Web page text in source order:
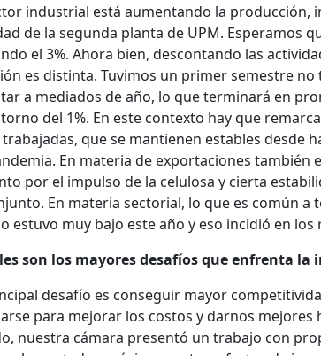
industrial está aumentando la producción,
de la segunda planta de UPM. Esperamos
el 3%. Ahora bien, descontando las
es distinta. Tuvimos un primer semestre
a mediados de año, lo que terminará en
del 1%. En este contexto hay que
que se mantienen estables desde
En materia de exportaciones también
por el impulso de la celulosa y cierta
En materia sectorial, lo que es común a
estuvo muy bajo este año y eso incidió en los
son los mayores desafíos que enfrenta
desafío es conseguir mayor
para mejorar los costos y darnos mejores
nuestra cámara presentó un trabajo con